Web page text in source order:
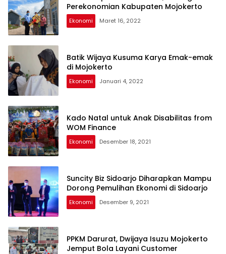
Perekonomian Kabupaten Mojokerto
Ekonomi Maret 16, 2022
Batik Wijaya Kusuma Karya Emak-emak
di Mojokerto
Ekonomi Januari 4, 2022
Kado Natal untuk Anak Disabilitas from
WOM Finance
Ekonomi Desember 18, 2021
Suncity Biz Sidoarjo Diharapkan Mampu
Dorong Pemulihan Ekonomi di Sidoarjo
Ekonomi Desember 9, 2021
PPKM Darurat, Dwijaya Isuzu Mojokerto
Jemput Bola Layani Customer